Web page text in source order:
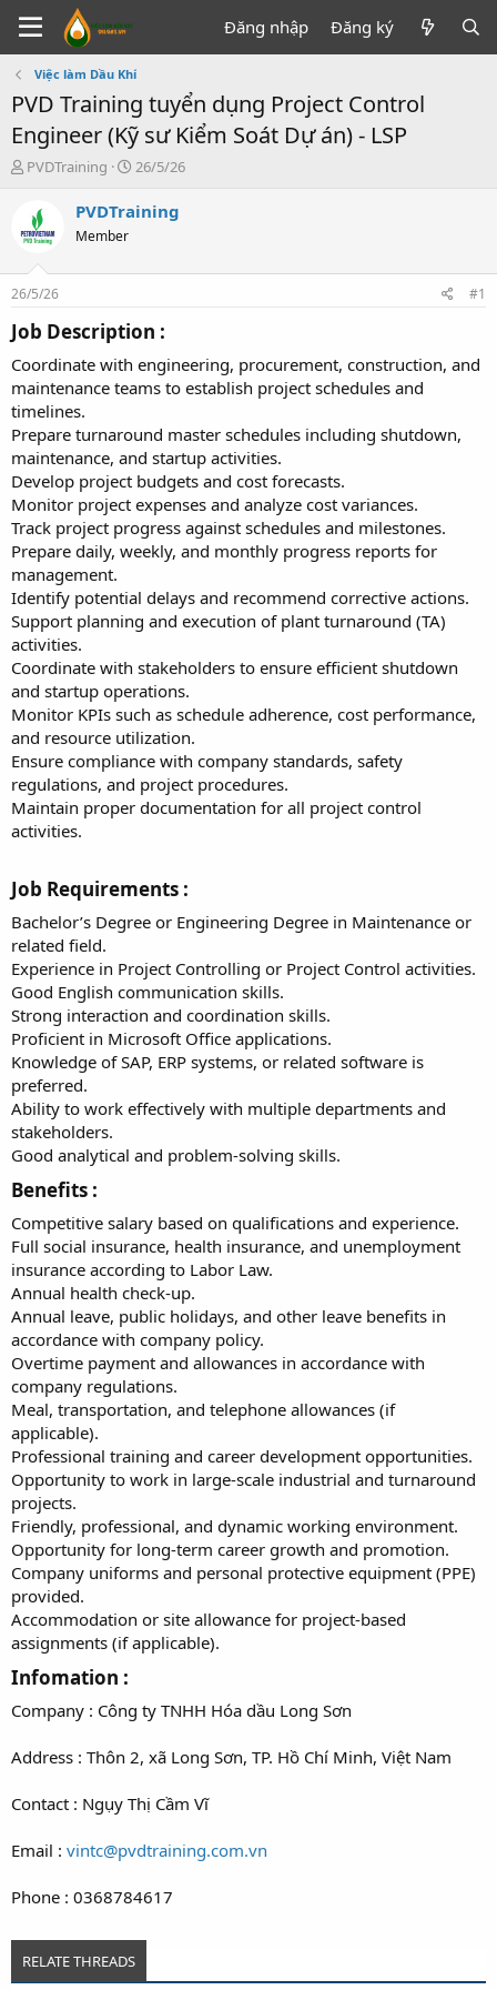
Đăng nhập Đăng ký
Việc làm Dầu Khí
PVD Training tuyển dụng Project Control
Engineer (Kỹ sư Kiểm Soát Dự án) - LSP
T
e
a
s
t
a
r
t
e
r
PVDTraining
N
à
26/5/26
PVDTraining
Member
26/5/26 #1
Job Description :​
Coordinate with engineering, procurement, construction, and
maintenance teams to establish project schedules and
timelines.
Prepare turnaround master schedules including shutdown,
maintenance, and startup activities.
Develop project budgets and cost forecasts.
Monitor project expenses and analyze cost variances.
Track project progress against schedules and milestones.
Prepare daily, weekly, and monthly progress reports for
management.
Identify potential delays and recommend corrective actions.
Support planning and execution of plant turnaround (TA)
activities.
Coordinate with stakeholders to ensure efficient shutdown
and startup operations.
Monitor KPIs such as schedule adherence, cost performance,
and resource utilization.
Ensure compliance with company standards, safety
regulations, and project procedures.
Maintain proper documentation for all project control
activities.
Job Requirements :​
Bachelor’s Degree or Engineering Degree in Maintenance or
related field.
Experience in Project Controlling or Project Control activities.
Good English communication skills.
Strong interaction and coordination skills.
Proficient in Microsoft Office applications.
Knowledge of SAP, ERP systems, or related software is
preferred.
Ability to work effectively with multiple departments and
stakeholders.
Good analytical and problem-solving skills.
Benefits :​
Competitive salary based on qualifications and experience.
Full social insurance, health insurance, and unemployment
insurance according to Labor Law.
Annual health check-up.
Annual leave, public holidays, and other leave benefits in
accordance with company policy.
Overtime payment and allowances in accordance with
company regulations.
Meal, transportation, and telephone allowances (if
applicable).
Professional training and career development opportunities.
Opportunity to work in large-scale industrial and turnaround
projects.
Friendly, professional, and dynamic working environment.
Opportunity for long-term career growth and promotion.
Company uniforms and personal protective equipment (PPE)
provided.
Accommodation or site allowance for project-based
assignments (if applicable).
Infomation :​
Company : Công ty TNHH Hóa dầu Long Sơn
Address : Thôn 2, xã Long Sơn, TP. Hồ Chí Minh, Việt Nam
Contact : Ngụy Thị Cầm Vĩ
Email : vintc@pvdtraining.com.vn
Phone : 0368784617
RELATE THREADS